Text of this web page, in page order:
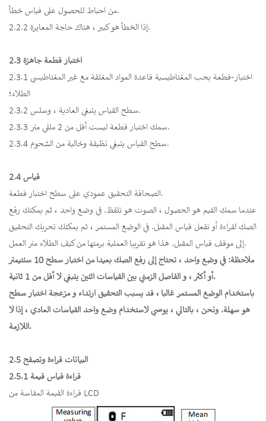
من احباط للحصول على قياس خطأ.
2.2.2 إذا الخطأ هو كبير ، هناك حاجة المعايرة.
2.3 اختبار قطعة جاهزة
2.3.1 اختبار-قطعة يجب المغناطيسية قاعدة المواد المغلفة مع غير المغناطيسي
الطلاء؛
2.3.2 سطح القياس ينبغي العادية ، وسلس.
2.3.3 سمك اختبار قطعة ليست أقل من 2 مللي متر.
2.3.4 سطح القياس ينبغي نظيفة وخالية من الشحوم.
2.4 قياس
الصحافة التحقيق عمودي على سطح اختبار قطعة.
عندما سمك القيم هو الحصول ، الصوت هو تلفظ. في وضع واحد ، ثم يمكنك رفع
الصك لقراءة أو تفعل قياس المقبل. في الوضع المستمر ، ثم يمكنك تحريك التحقيق
إلى موقف قياس المقبل. هذا هو تقريبا العملية برمتها من كيف الطلاء متر العمل.
ملاحظة: في وضع واحد ، تحتاج إلى رفع الصك بعيدا من اختبار سطح 10 سنتيمتر
أو أكثر ، و الفاصل الزمني بين القياسات اثنين ينبغي لا أقل من 1 ثانية.
باستخدام الوضع المستمر غالبا ، قد يسبب التحقيق ارتداء و مزعجة اختبار سطح
هو سهلة. ونحن ، بالتالي ، يوصي لاستخدام وضع واحد القياسات العادي ، إذا لا
اللازمة.
2.5 البيانات قراءة وتصفح
2.5.1 قراءة قياس قيمة
قراءة القيمة المقاسة من LCD